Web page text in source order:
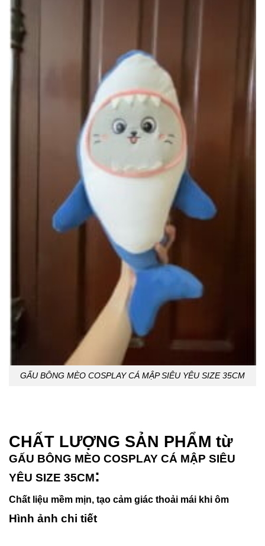
GẤU BÔNG MÈO COSPLAY CÁ MẬP SIÊU YÊU SIZE 35CM
CHẤT LƯỢNG SẢN PHẨM từ
GẤU BÔNG MÈO COSPLAY CÁ MẬP SIÊU
YÊU SIZE 35CM:
Chất liệu mềm mịn, tạo cảm giác thoải mái khi ôm
Hình ảnh chi tiết